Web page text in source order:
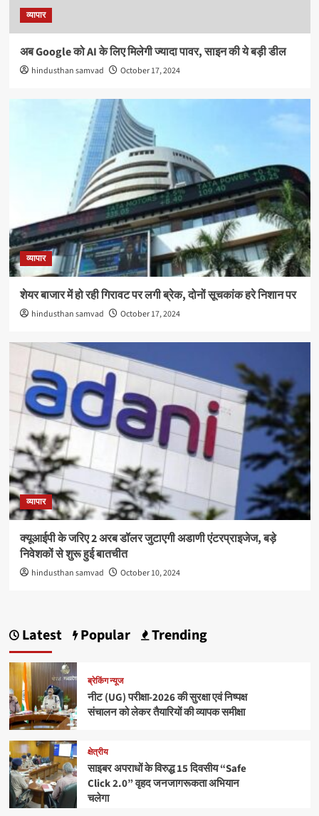
व्यापार
अब Google को AI के लिए मिलेगी ज्यादा पावर, साइन की ये बड़ी डील
hindusthan samvad October 17, 2024
व्यापार
शेयर बाजार में हो रही गिरावट पर लगी ब्रेक, दोनों सूचकांक हरे निशान पर
hindusthan samvad October 17, 2024
व्यापार
क्यूआईपी के जरिए 2 अरब डॉलर जुटाएगी अडाणी एंटरप्राइजेज, बड़े
निवेशकों से शुरू हुई बातचीत
hindusthan samvad October 10, 2024
Latest Popular Trending
ब्रेकिंग न्यूज
नीट (UG) परीक्षा-2026 की सुरक्षा एवं निष्पक्ष
संचालन को लेकर तैयारियों की व्यापक समीक्षा
क्षेत्रीय
साइबर अपराधों के विरुद्ध 15 दिवसीय “Safe
Click 2.0” वृहद जनजागरूकता अभियान
चलेगा